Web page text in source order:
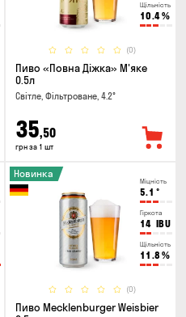
Щільність
10.4%
(0)
Пиво «Повна Діжка» М'яке
0.5л
Світле, Фільтроване, 4.2°
35,50
грн за 1 шт
Міцність
5.1 °
Гіркота
14 IBU
Щільність
11.8 %
(0)
Новинка
Пиво Mecklenburger Weisbier